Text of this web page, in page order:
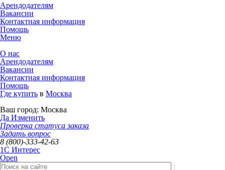
Арендодателям
Вакансии
Контактная информация
Помощь
Меню
О нас
Арендодателям
Вакансии
Контактная информация
Помощь
Где купить в Москва
Ваш город: Москва
Да Изменить
Проверка статуса заказа
Задать вопрос
8 (800)-333-42-63
1C Интерес
Open